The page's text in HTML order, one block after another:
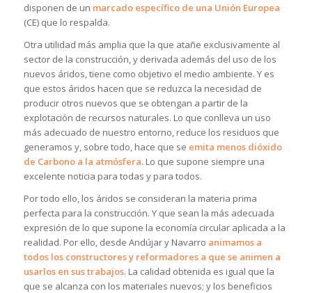
disponen de un marcado específico de una Unión Europea
(CE) que lo respalda.
Otra utilidad más amplia que la que atañe exclusivamente al
sector de la construcción, y derivada además del uso de los
nuevos áridos, tiene como objetivo el medio ambiente. Y es
que estos áridos hacen que se reduzca la necesidad de
producir otros nuevos que se obtengan a partir de la
explotación de recursos naturales. Lo que conlleva un uso
más adecuado de nuestro entorno, reduce los residuos que
generamos y, sobre todo, hace que se emita menos dióxido
de Carbono a la atmósfera. Lo que supone siempre una
excelente noticia para todas y para todos.
Por todo ello, los áridos se consideran la materia prima
perfecta para la construcción. Y que sean la más adecuada
expresión de lo que supone la economía circular aplicada a la
realidad. Por ello, desde Andújar y Navarro animamos a
todos los constructores y reformadores a que se animen a
usarlos en sus trabajos. La calidad obtenida es igual que la
que se alcanza con los materiales nuevos; y los beneficios